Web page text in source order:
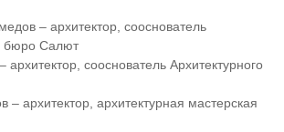
– архитектор, сооснователь
бюро Салют
сооснователь Архитектурного
– архитектор, архитектурная мастерская